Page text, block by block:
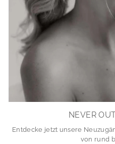
NEVER
Entdecke jetzt unsere
von rund